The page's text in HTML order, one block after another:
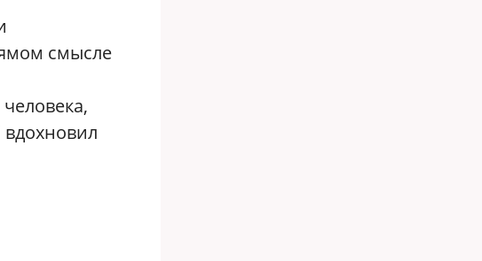
смысле